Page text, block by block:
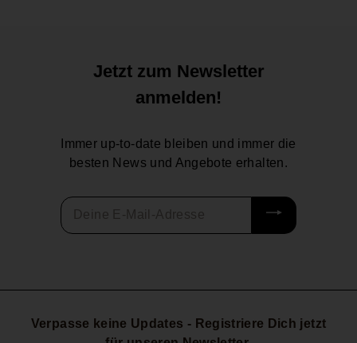
Jetzt zum Newsletter
anmelden!
Immer up-to-date bleiben und immer die
besten News und Angebote erhalten.
Deine
E-
Verpasse keine Updates - Registriere Dich jetzt